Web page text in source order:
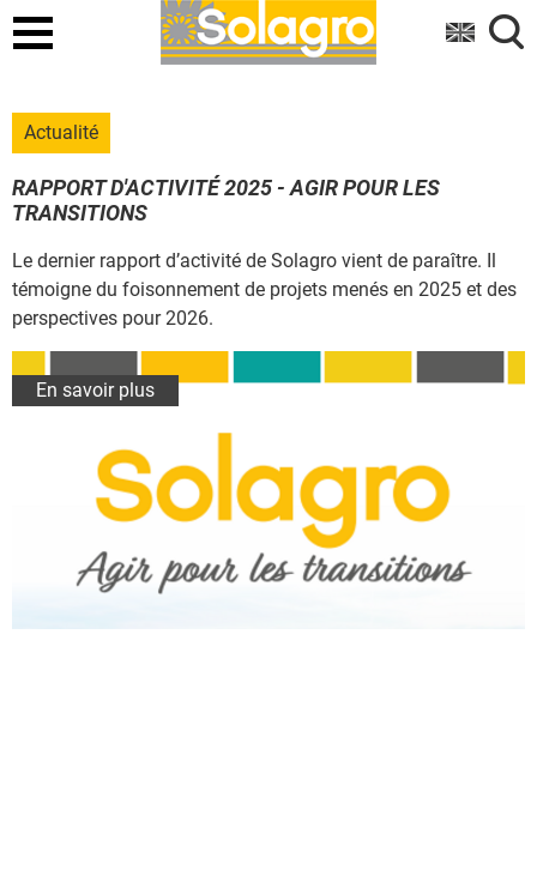
Menu
Actualité
RAPPORT D'ACTIVITÉ 2025 - AGIR POUR LES
TRANSITIONS
Le dernier rapport d’activité de Solagro vient de paraître. Il
témoigne du foisonnement de projets menés en 2025 et des
perspectives pour 2026.
En savoir plus